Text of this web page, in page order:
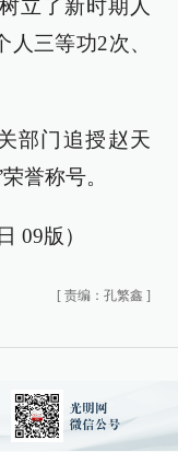
立了新时期人
三等功2次、
部门追授赵天
誉称号。
09版）
[ 责编：孔繁鑫 ]